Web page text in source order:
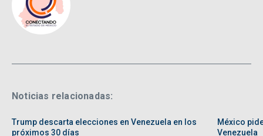
Noticias relacionadas:
Trump descarta elecciones en Venezuela en los
próximos 30 días
México
Venezuela